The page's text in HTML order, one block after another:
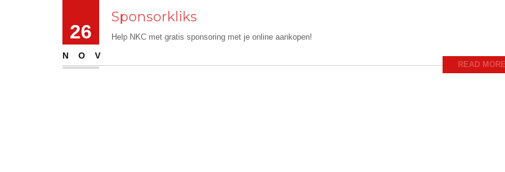
26
NOV
Sponsorkliks
Help NKC met gratis sponsoring met je online aankopen!
READ MORE